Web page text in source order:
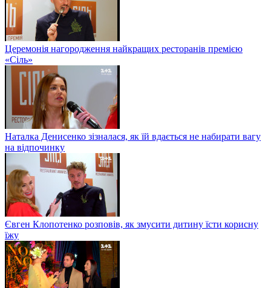
Церемонія нагородження найкращих ресторанів премією
«Сіль»
Наталка Денисенко зізналася, як їй вдається не набирати вагу
на відпочинку
Євген Клопотенко розповів, як змусити дитину їсти корисну
їжу